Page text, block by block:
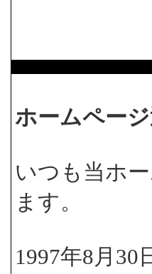
ホームペー
いつも当ホ
ます。
1997年8月